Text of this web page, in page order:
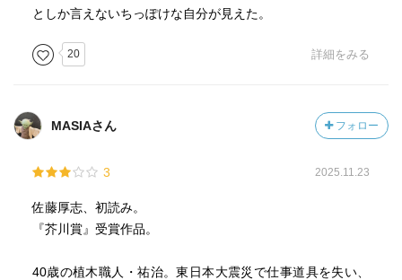
としか言えないちっぽけな自分が見えた。
20 詳細をみる
MASIAさん フォロー
3 2025.11.23
佐藤厚志、初読み。
『芥川賞』受賞作品。
40歳の植木職人・祐治。東日本大震災で仕事道具を失い、